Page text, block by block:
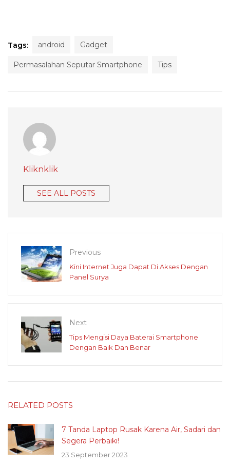
Tags: android Gadget
Permasalahan Seputar Smartphone Tips
Kliknklik
SEE ALL POSTS
Previous
Kini Internet Juga Dapat Di Akses Dengan
Panel Surya
Next
Tips Mengisi Daya Baterai Smartphone
Dengan Baik Dan Benar
RELATED POSTS
7 Tanda Laptop Rusak Karena Air, Sadari dan
Segera Perbaiki!
23 September 2023